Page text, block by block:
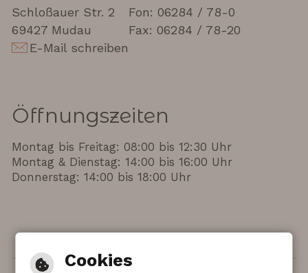
Schloßauer Str. 2
69427 Mudau
E-Mail schreiben
Fon: 06284 / 78-0
Fax: 06284 / 78-20
Öffnungszeiten
Montag bis Freitag: 08:00 bis 12:30 Uhr
Montag & Dienstag: 14:00 bis 16:00 Uhr
Donnerstag: 14:00 bis 18:00 Uhr
Cookies